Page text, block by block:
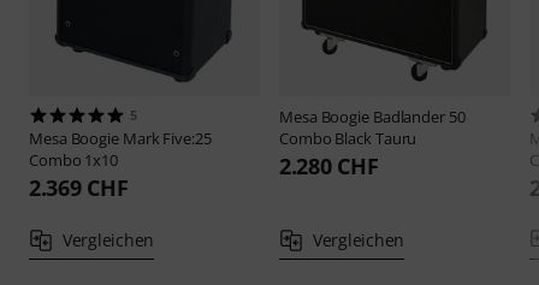
5
Mesa Boogie Mark Five:25
Combo 1x10
2.369 CHF
Vergleichen
Mesa Boogie Badlander 50
Combo Black Tauru
2.280 CHF
Vergleichen